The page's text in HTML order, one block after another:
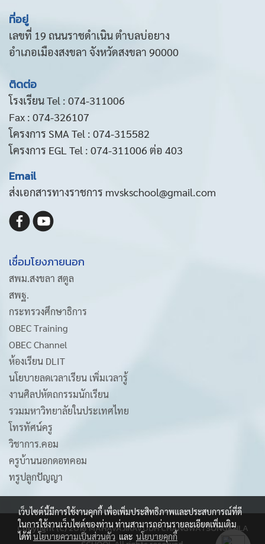
ที่อยู่
เลขที่ 19 ถนนราชดำเนิน ตำบลบ่อยาง
อำเภอเมืองสงขลา จังหวัดสงขลา 90000
ติดต่อ
โรงเรียน Tel : 074-311006
Fax : 074-326107
โครงการ SMA Tel : 074-315582
โครงการ EGL Tel : 074-311006 ต่อ 403
Email
ส่งเอกสารทางราชการ mvskschool@gmail.com
เชื่อมโยงภายนอก
สพม.สงขลา สตูล
สพฐ.
กระทรวงศึกษาธิการ
OBEC Training
OBEC Channel
ห้องเรียน DLIT
นโยบายลดเวลาเรียน เพิ่มเวลารู้
งานศิลปหัตถกรรมนักเรียน
รวมมหาวิทยาลัยในประเทศไทย
โทรทัศน์ครู
วิชาการ.คอม
ครูบ้านนอกดอทคอม
ทรูปลูกปัญญา
Copyright (C) 2018 MAHAVAJIRAVUDH CHANGWATSONGKHLA
เว็บไซต์นี้มีการใช้งานคุกกี้ เพื่อเพิ่มประสิทธิภาพและประสบการณ์ที่ดี
ในการใช้งานเว็บไซต์ของท่าน ท่านสามารถอ่านรายละเอียดเพิ่มเติม
ได้ที่นโยบายความเป็นส่วนตัว และ นโยบายคุกกี้